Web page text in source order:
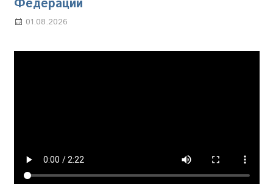
Федерации
01.08.2026